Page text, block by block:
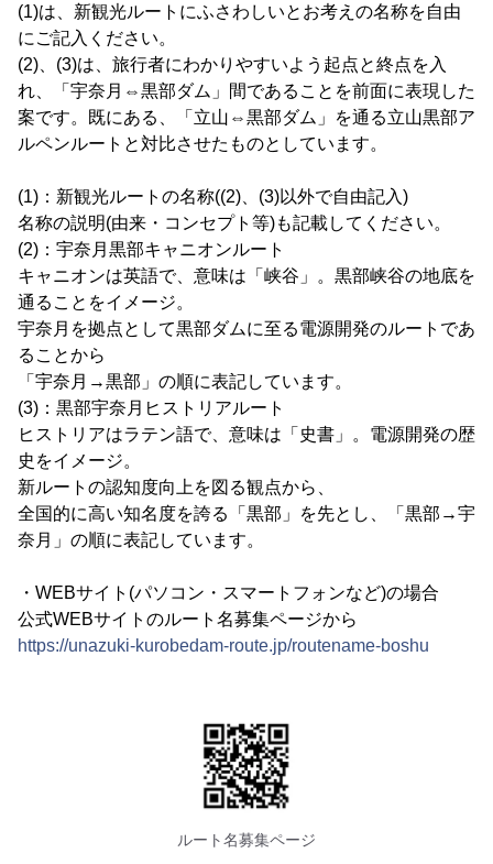
(1)は、新観光ルートにふさわしいとお考えの名称を自由
にご記入ください。
(2)、(3)は、旅行者にわかりやすいよう起点と終点を入
れ、「宇奈月⇔黒部ダム」間であることを前面に表現した
案です。既にある、「立山⇔黒部ダム」を通る立山黒部ア
ルペンルートと対比させたものとしています。
(1)：新観光ルートの名称((2)、(3)以外で自由記入)
名称の説明(由来・コンセプト等)も記載してください。
(2)：宇奈月黒部キャニオンルート
キャニオンは英語で、意味は「峡谷」。黒部峡谷の地底を
通ることをイメージ。
宇奈月を拠点として黒部ダムに至る電源開発のルートであ
ることから
「宇奈月→黒部」の順に表記しています。
(3)：黒部宇奈月ヒストリアルート
ヒストリアはラテン語で、意味は「史書」。電源開発の歴
史をイメージ。
新ルートの認知度向上を図る観点から、
全国的に高い知名度を誇る「黒部」を先とし、「黒部→宇
奈月」の順に表記しています。
・WEBサイト(パソコン・スマートフォンなど)の場合
公式WEBサイトのルート名募集ページから
https://unazuki-kurobedam-route.jp/routename-boshu
ルート名募集ページ